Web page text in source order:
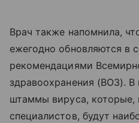
Врач также напомнила,
ежегодно обновляются в
рекомендациями
здравоохранения (ВОЗ).
штаммы вируса, которые,
специалистов, будут